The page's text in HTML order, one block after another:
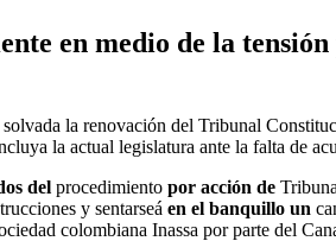
en medio de la
la renovación del Tribunal
la actual legislatura ante la falta de
del procedimiento por acción de
y sentarseá en el banquillo un
colombiana Inassa por parte del